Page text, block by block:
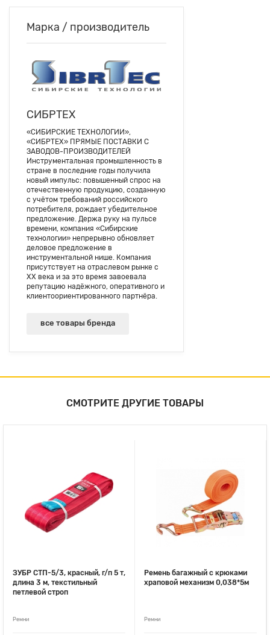
Марка / производитель
СИБРТЕХ
«СИБИРСКИЕ ТЕХНОЛОГИИ»,
«СИБРТЕХ» ПРЯМЫЕ ПОСТАВКИ С
ЗАВОДОВ-ПРОИЗВОДИТЕЛЕЙ
Инструментальная промышленность в
стране в последние годы получила
новый импульс: повышенный спрос на
отечественную продукцию, созданную
с учётом требований российского
потребителя, рождает убедительное
предложение. Держа руку на пульсе
времени, компания «Сибирские
технологии» непрерывно обновляет
деловое предложение в
инструментальной нише. Компания
присутствует на отраслевом рынке с
ХХ века и за это время завоевала
репутацию надёжного, оперативного и
клиентоориентированного партнёра.
все товары бренда
СМОТРИТЕ ДРУГИЕ ТОВАРЫ
ЗУБР СТП-5/3, красный, г/п 5 т,
длина 3 м, текстильный
петлевой строп
Ремни
Ремень багажный с крюками
храповой механизм 0,038*5м
Ремни